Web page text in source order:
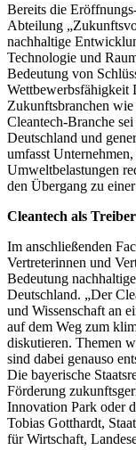
Bereits die
Abteilung
nachhaltige
Technologie und
Bedeutung von
Wettbewerbsfähigkeit
Zukunftsbranchen
Cleantech-Branche
Deutschland und
umfasst
Umweltbelastungen
den Übergang zu
Cleantech als
Im anschließenden
Vertreterinnen und
Bedeutung
Deutschland. „Der
und Wissenschaft an
auf dem Weg zum
diskutieren. Themen
sind dabei genauso
Die bayerische
Förderung
Innovation Park oder
Tobias Gotthardt,
für Wirtschaft,